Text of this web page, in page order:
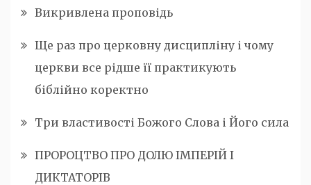
Викривлена проповідь
Ще раз про церковну дисципліну і чому
церкви все рідше її практикують
біблійно коректно
Три властивості Божого Слова і Його сила
ПРОРОЦТВО ПРО ДОЛЮ ІМПЕРІЙ І
ДИКТАТОРІВ